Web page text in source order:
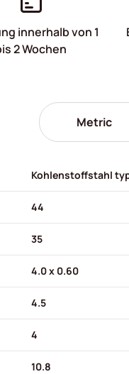
innerhalb von 1
2 Wochen
Metric
Kohlenstoffstahl
44
35
4.0 x 0.60
4.5
4
10.8